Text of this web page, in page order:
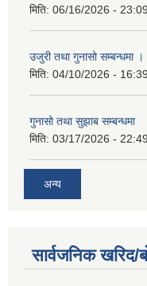
मिति: 06/16/2026 - 23:09
उजुरी तथा गुनासो सम्बन्धमा ।
मिति: 04/10/2026 - 16:39
गुनासो तथा सुझाब सम्बन्धमा
मिति: 03/17/2026 - 22:49
अन्य
सार्वजनिक